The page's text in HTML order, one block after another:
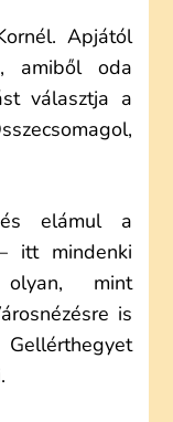
Apjától
amiből oda
választja a
és elámul a
itt mindenki
mint
is